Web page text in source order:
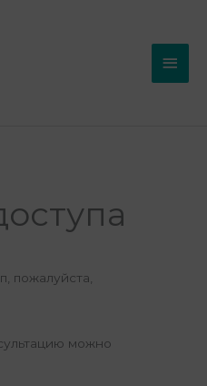
пожалуйста,
можно